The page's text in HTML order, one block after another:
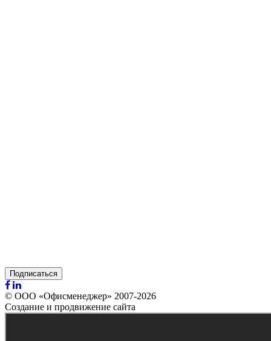
Подписаться
© ООО «Офисменеджер» 2007-2026
Создание и продвижение сайта